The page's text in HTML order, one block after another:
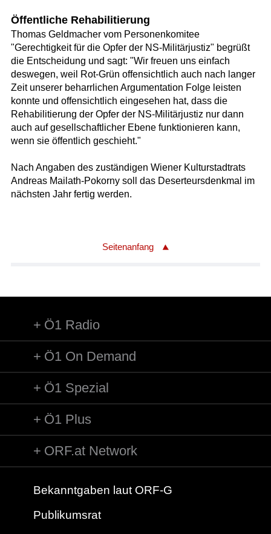
Öffentliche Rehabilitierung
Thomas Geldmacher vom Personenkomitee
"Gerechtigkeit für die Opfer der NS-Militärjustiz" begrüßt
die Entscheidung und sagt: "Wir freuen uns einfach
deswegen, weil Rot-Grün offensichtlich auch nach langer
Zeit unserer beharrlichen Argumentation Folge leisten
konnte und offensichtlich eingesehen hat, dass die
Rehabilitierung der Opfer der NS-Militärjustiz nur dann
auch auf gesellschaftlicher Ebene funktionieren kann,
wenn sie öffentlich geschieht."
Nach Angaben des zuständigen Wiener Kulturstadtrats
Andreas Mailath-Pokorny soll das Deserteursdenkmal im
nächsten Jahr fertig werden.
Seitenanfang
Ö1 Radio
Ö1 On Demand
Ö1 Spezial
Ö1 Plus
ORF.at Network
Bekanntgaben laut ORF-G
Publikumsrat